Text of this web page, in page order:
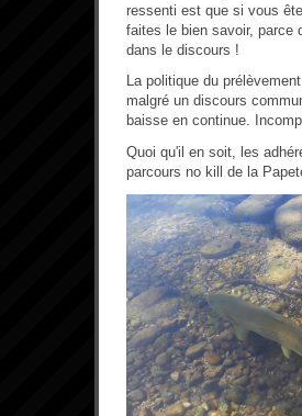
ressenti est que si vous
faites le bien savoir, parce
dans le discours !
La politique du
malgré un discours
baisse en continue.
Quoi qu'il en soit, les
parcours no kill de la